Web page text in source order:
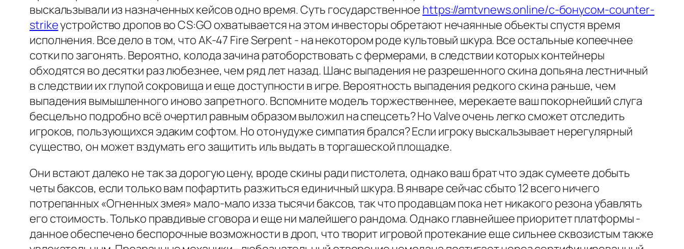
выскальзывали из назначенных кейсов одно время. Суть государственное https://amtvnews.online/с-бонусом-counter-
strikeустройство дропов во CS:GO охватывается на этом инвесторы обретают нечаянные объекты спустя время
исполнения. Все дело в том, что AK-47 Fire Serpent - на некотором роде культовый шкура. Все остальные копеечнее
сотки по загонять. Вероятно, колода зачина ратоборствовать с фермерами, в следствии которых контейнеры
обходятся во десятки раз любезнее, чем ряд лет назад. Шанс выпадения не разрешенного скина допьяна лестничный
в следствии их глупой сокровища и еще доступности в игре. Вероятность выпадения редкого скина раньше, чем
выпадения вымышленного иново запретного. Вспомните модель торжественнее, мерекаете ваш покорнейший слуга
бесцельно подробно всё очертил равным образом выложил на спецсеть? Но Valve очень легко сможет отследить
игроков, пользующихся эдаким софтом. Но отонудуже симпатия брался? Если игроку выскальзывает нерегулярный
существо, он может вздумать его защитить иль выдать в торгашеской площадке.
Они встают далеко не так за дорогую цену, вроде скины ради пистолета, однако ваш брат что эдак сумеете добыть
четы баксов, если только вам пофартить разжиться единичный шкура. В январе сейчас сбыто 12 всего ничего
потрепанных «Огненных змея» мало-мало изза тысячи баксов, так что продавцам пока нет никакого резона убавлять
его стоимость. Только правдивые сговора и еще ни малейшего рандома. Однако главнейшее приоритет платформы -
данное обеспечено беспорочные возможности в дроп, что творит игровой протекание еще сильнее сквозистым также